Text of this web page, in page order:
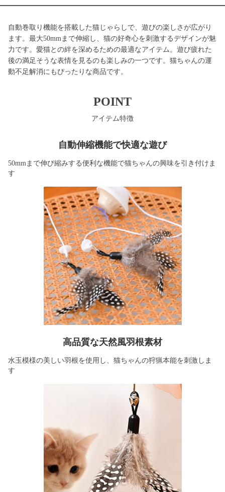
自動巻取り機能を搭載した猫じゃらしで、遊びの楽しさが広がり
ます。最大50mmまで伸縮し、猫の好奇心を刺激するデザインが魅
力です。愛猫との絆を深めるための最適なアイテム。遊び疲れた
後の満足そうな表情を見るのも楽しみの一つです。猫ちゃんの運
動不足解消にもぴったりな商品です。
POINT
アイテム特徴
自動伸縮機能で快適な遊び
50mmまで伸び縮みする便利な機能で猫ちゃんの興味を引き付けま
す
高品質な天然風羽根素材
水玉模様の美しい羽根を使用し、猫ちゃんの狩猟本能を刺激しま
す